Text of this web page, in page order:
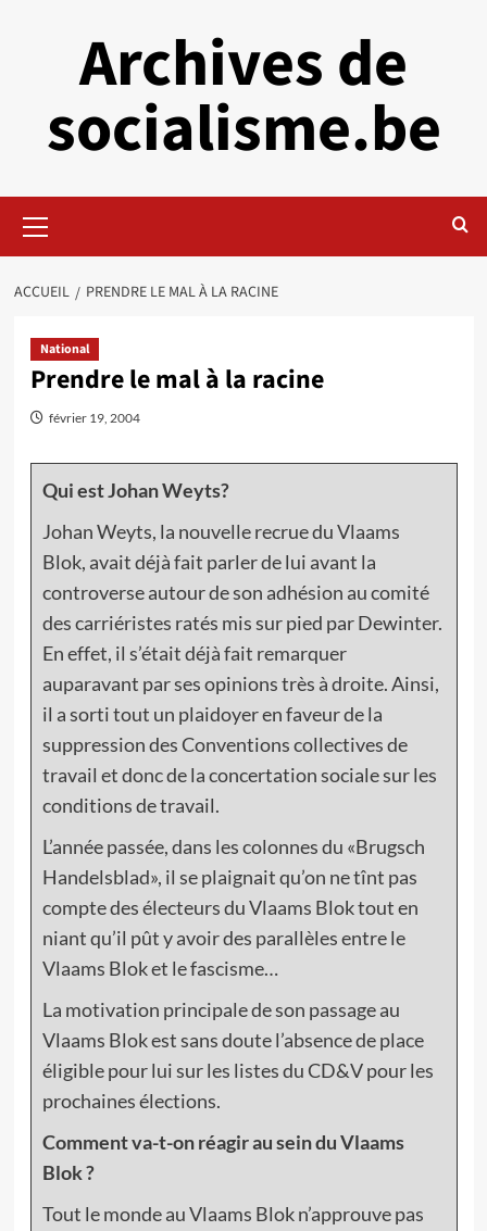
Archives de
socialisme.be
principal
ACCUEIL PRENDRE LE MAL À LA RACINE
National
Prendre le mal à la racine
février 19, 2004
Qui est Johan Weyts?
Johan Weyts, la nouvelle recrue du Vlaams
Blok, avait déjà fait parler de lui avant la
controverse autour de son adhésion au comité
des carriéristes ratés mis sur pied par Dewinter.
En effet, il s’était déjà fait remarquer
auparavant par ses opinions très à droite. Ainsi,
il a sorti tout un plaidoyer en faveur de la
suppression des Conventions collectives de
travail et donc de la concertation sociale sur les
conditions de travail.
L’année passée, dans les colonnes du «Brugsch
Handelsblad», il se plaignait qu’on ne tînt pas
compte des électeurs du Vlaams Blok tout en
niant qu’il pût y avoir des parallèles entre le
Vlaams Blok et le fascisme…
La motivation principale de son passage au
Vlaams Blok est sans doute l’absence de place
éligible pour lui sur les listes du CD&V pour les
prochaines élections.
Comment va-t-on réagir au sein du Vlaams
Blok ?
Tout le monde au Vlaams Blok n’approuve pas